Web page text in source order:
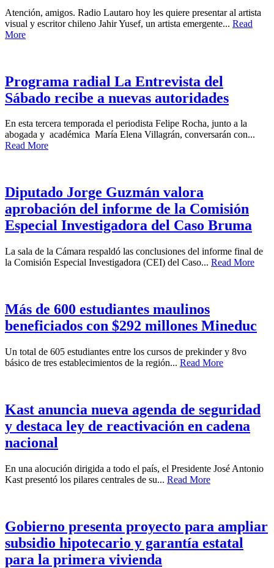
Atención, amigos. Radio Lautaro hoy les quiere presentar al artista
visual y escritor chileno Jahir Yusef, un artista emergente... Read
More
Programa radial La Entrevista del
Sábado recibe a nuevas autoridades
En esta tercera temporada el periodista Felipe Rocha, junto a la
abogada y académica María Elena Villagrán, conversarán con...
Read More
Diputado Jorge Guzmán valora
aprobación del informe de la Comisión
Especial Investigadora del Caso Bruma
La sala de la Cámara respaldó las conclusiones del informe final de
la Comisión Especial Investigadora (CEI) del Caso... Read More
Más de 600 estudiantes maulinos
beneficiados con $292 millones Mineduc
Un total de 605 estudiantes entre los cursos de prekinder y 8vo
básico de tres establecimientos de la región... Read More
Kast anuncia nueva agenda de seguridad
y destaca ley de reactivación en cadena
nacional
En una alocución dirigida a todo el país, el Presidente José Antonio
Kast presentó los pilares centrales de su... Read More
Gobierno presenta proyecto para ampliar
subsidio hipotecario y garantía estatal
para la primera vivienda